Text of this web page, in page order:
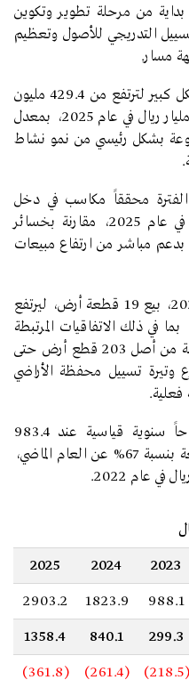
بداية من مرحلة تطوير وتكوين
التدريجي للأصول وتعظيم
مسار.
وانعكس ذلك على نمو المبيعات بشكل كبير لترتفع من 429.4 مليون
ريال في عام 2022 إلى أكثر من 2.9 مليار ريال في عام 2025، بمعدل
يقارب 89%، مدفوعة بشكل رئيسي من نمو نشاط
محققاً مكاسب في دخل
العمليات بقيمة 975.7 مليون ريال في عام 2025، مقارنة بخسائر
قدرها 25 مليون ريال في عام 2022 بدعم مباشر من ارتفاع مبيعات
حيث أظهرت البيانات المالية لعام 2025، بيع 19 قطعة أرض، ليرتفع
في ذلك الاتفاقيات المرتبطة
بالمشاريع المشتركة، إلى نحو 74 قطعة من أصل 203 قطع أرض حتى
تسارع وتيرة تسييل محفظة الأراضي
فعلية.
ونتيجة لذلك، حققت الشركة أرباحاً سنوية قياسية عند 983.4
مليون ريال خلال عام 2025، مرتفعة بنسبة 67% عن العام الماضي،
2023
2024
2025
988.1
1823.9
2903.2
299.3
840.1
1358.4
(218.5)
(261.4)
(361.8)